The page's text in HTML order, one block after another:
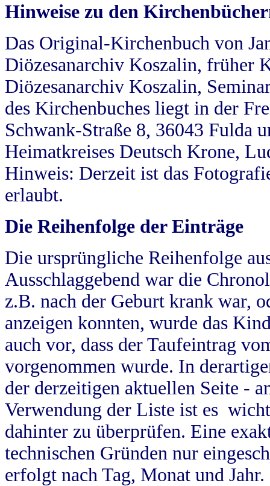
Hinweise zu den
Das Original-Kirchenbuch von
Diözesanarchiv Koszalin, früher
Diözesanarchiv Koszalin,
des Kirchenbuches liegt in der
Schwank-Straße 8, 36043 Fulda
Heimatkreises Deutsch Krone,
Hinweis: Derzeit ist das
erlaubt.
Die Reihenfolge der Einträge
Die ursprüngliche Reihenfolge
Ausschlaggebend war die
z.B. nach der Geburt krank war,
anzeigen konnten, wurde das
auch vor, dass der Taufeintrag
vorgenommen wurde. In
der derzeitigen aktuellen Seite -
Verwendung der Liste ist es
dahinter zu überprüfen. Eine
technischen Gründen nur
erfolgt nach Tag, Monat und Jahr.